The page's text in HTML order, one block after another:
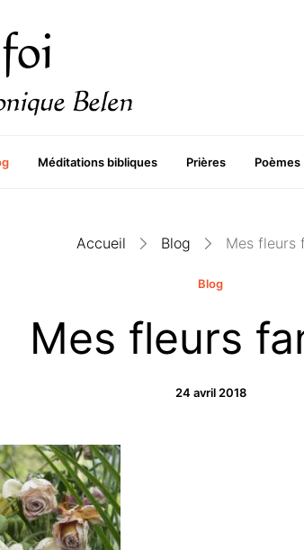
Méditations bibliques Prières Poèmes
Accueil Blog Mes fleurs
Blog
Mes fleurs
24 avril 2018